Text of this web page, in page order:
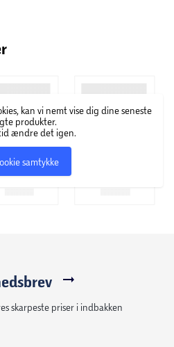
Porzio Catone lige uden for
finder man blandt andet
kan vi nemt vise dig dine seneste
produkter.
ændre det igen.
samtykke
skarpeste priser i indbakken